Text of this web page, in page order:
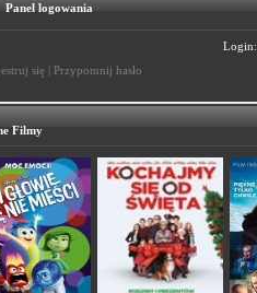
Panel logowania
Login:
się | Przypomnij hasło
Filmy